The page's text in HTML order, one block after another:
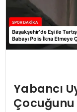
Yabancı
Çocuğunu